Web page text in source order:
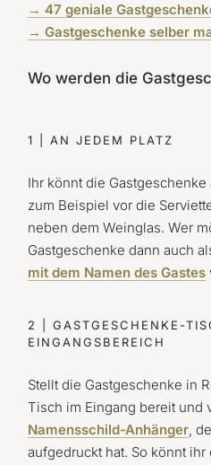
→ 47 geniale
→ Gastgeschenke selber
Wo werden die
1 | AN JEDEM PLATZ
Ihr könnt die
zum Beispiel vor die
neben dem Weinglas. Wer
Gastgeschenke dann auch
mit dem Namen des Gastes
2 | GASTGESCHENKE-
EINGANGSBEREICH
Stellt die Gastgeschenke in
Tisch im Eingang bereit und
Namensschild-Anhänger,
aufgedruckt hat. So könnt